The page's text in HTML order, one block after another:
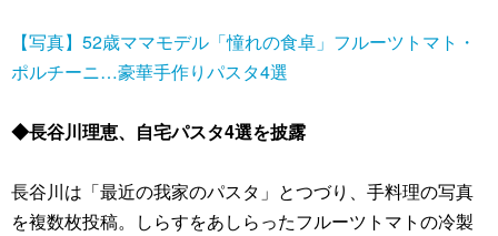
【写真】52歳ママモデル「憧れの食卓」フルーツトマト・
ポルチーニ…豪華手作りパスタ4選
◆長谷川理恵、自宅パスタ4選を披露
長谷川は「最近の我家のパスタ」とつづり、手料理の写真
を複数枚投稿。しらすをあしらったフルーツトマトの冷製